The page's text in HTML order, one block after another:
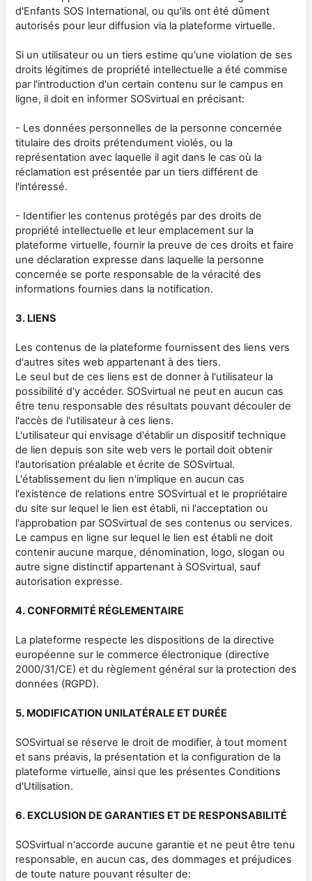
d'Enfants SOS International, ou qu'ils ont été dûment
autorisés pour leur diffusion via la plateforme virtuelle.
Si un utilisateur ou un tiers estime qu'une violation de ses
droits légitimes de propriété intellectuelle a été commise
par l'introduction d'un certain contenu sur le campus en
ligne, il doit en informer SOSvirtual en précisant:
- Les données personnelles de la personne concernée
titulaire des droits prétendument violés, ou la
représentation avec laquelle il agit dans le cas où la
réclamation est présentée par un tiers différent de
l'intéressé.
- Identifier les contenus protégés par des droits de
propriété intellectuelle et leur emplacement sur la
plateforme virtuelle, fournir la preuve de ces droits et faire
une déclaration expresse dans laquelle la personne
concernée se porte responsable de la véracité des
informations fournies dans la notification.
3. LIENS
Les contenus de la plateforme fournissent des liens vers
d'autres sites web appartenant à des tiers.
Le seul but de ces liens est de donner à l'utilisateur la
possibilité d'y accéder. SOSvirtual ne peut en aucun cas
être tenu responsable des résultats pouvant découler de
l'accès de l'utilisateur à ces liens.
L'utilisateur qui envisage d'établir un dispositif technique
de lien depuis son site web vers le portail doit obtenir
l'autorisation préalable et écrite de SOSvirtual.
L'établissement du lien n'implique en aucun cas
l'existence de relations entre SOSvirtual et le propriétaire
du site sur lequel le lien est établi, ni l'acceptation ou
l'approbation par SOSvirtual de ses contenus ou services.
Le campus en ligne sur lequel le lien est établi ne doit
contenir aucune marque, dénomination, logo, slogan ou
autre signe distinctif appartenant à SOSvirtual, sauf
autorisation expresse.
4. CONFORMITÉ RÉGLEMENTAIRE
La plateforme respecte les dispositions de la directive
européenne sur le commerce électronique (directive
2000/31/CE) et du règlement général sur la protection des
données (RGPD).
5. MODIFICATION UNILATÉRALE ET DURÉE
SOSvirtual se réserve le droit de modifier, à tout moment
et sans préavis, la présentation et la configuration de la
plateforme virtuelle, ainsi que les présentes Conditions
d'Utilisation.
6. EXCLUSION DE GARANTIES ET DE RESPONSABILITÉ
SOSvirtual n'accorde aucune garantie et ne peut être tenu
responsable, en aucun cas, des dommages et préjudices
de toute nature pouvant résulter de: